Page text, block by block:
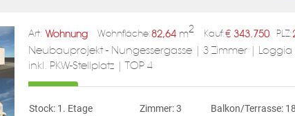
Art: Wohnung Wohnfläche:82,64 m2 Kauf:€ 343.750 PLZ:
Neubauprojekt - Nungessergasse | 3 Zimmer | Loggia
inkl. PKW-Stellplatz | TOP 4
Stock: 1. Etage Zimmer: 3 Balkon/Terrasse: